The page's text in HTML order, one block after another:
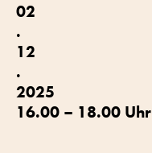
02
.
12
.
2025
16.00 – 18.00 Uhr